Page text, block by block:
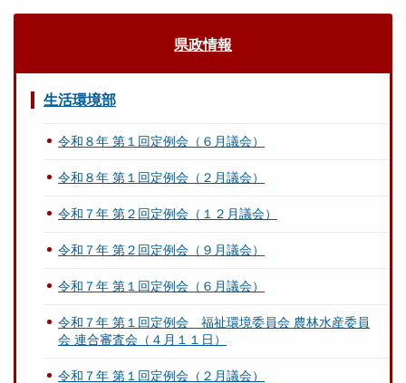
県政情報
生活環境部
令和８年 第１回定例会（６月議会）
令和８年 第１回定例会（２月議会）
令和７年 第２回定例会（１２月議会）
令和７年 第２回定例会（９月議会）
令和７年 第１回定例会（６月議会）
令和７年 第１回定例会 福祉環境委員会 農林水産委員
会 連合審査会（４月１１日）
令和７年 第１回定例会（２月議会）